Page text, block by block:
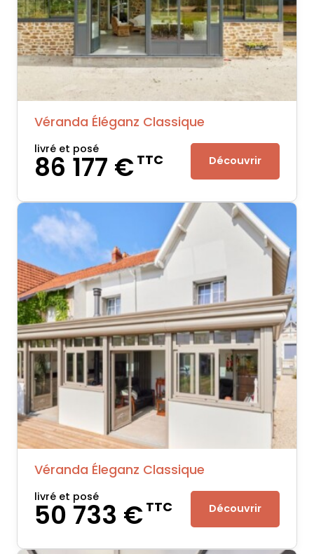
Véranda Éléganz Classique
livré et posé
86 177 €TTC Découvrir
Véranda Éleganz Classique
livré et posé
50 733 €TTC Découvrir